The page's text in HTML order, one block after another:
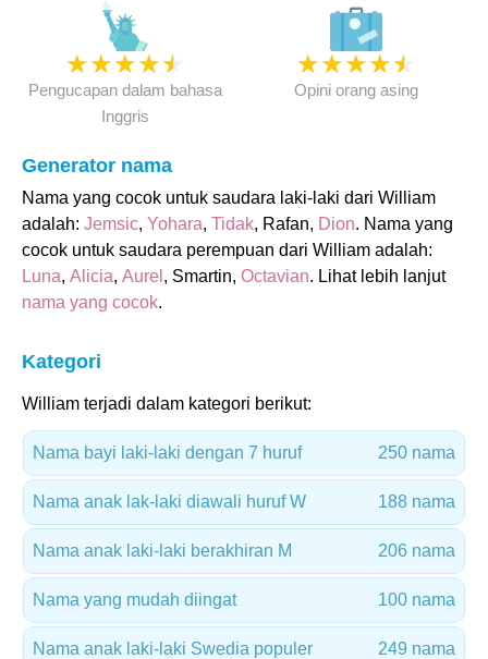
★★★★★
Pengucapan dalam bahasa
Inggris
★★★★★
Opini orang asing
Generator nama
Nama yang cocok untuk saudara laki-laki dari William
adalah: Jemsic, Yohara, Tidak, Rafan, Dion. Nama yang
cocok untuk saudara perempuan dari William adalah:
Luna, Alicia, Aurel , Smartin, Octavian. Lihat lebih lanjut
nama yang cocok.
Kategori
William terjadi dalam kategori berikut:
Nama bayi laki-laki dengan 7 huruf 250 nama
Nama anak lak-laki diawali huruf W 188 nama
Nama anak laki-laki berakhiran M 206 nama
Nama yang mudah diingat 100 nama
Nama anak laki-laki Swedia populer 249 nama